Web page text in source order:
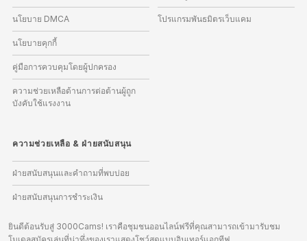
นโยบาย DMCA
นโยบายคุกกี้
คู่มือการควบคุมโดยผู้ปกครอง
ความช่วยเหลือด้านการต่อต้านผู้ถูก
บังคับใช้แรงงาน
โปรแกรมพันธมิตรเว็บแคม
ความช่วยเหลือ & ฝ่ายสนับสนุน
ฝ่ายสนับสนุนและคำถามที่พบบ่อย
ฝ่ายสนับสนุนการชำระเงิน
ยินดีต้อนรับสู่ 3000Cams! เราคือชุมชนออนไลน์ฟรีที่คุณสามารถเข้ามารับชม